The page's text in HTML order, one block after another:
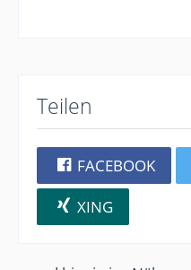
Teilen
FACEBOOK
XING